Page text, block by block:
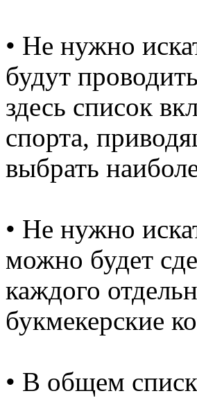
• Не нужно
будут
здесь список
спорта,
выбрать
• Не нужно
можно будет
каждого
букмекерские
• В общем